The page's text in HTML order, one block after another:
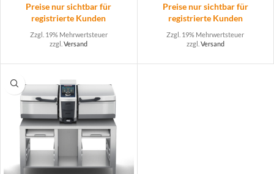
Preise nur sichtbar für
registrierte Kunden
Zzgl. 19% Mehrwertsteuer
zzgl.Versand
Preise nur sichtbar für
registrierte Kunden
Zzgl. 19% Mehrwertsteuer
zzgl. Versand